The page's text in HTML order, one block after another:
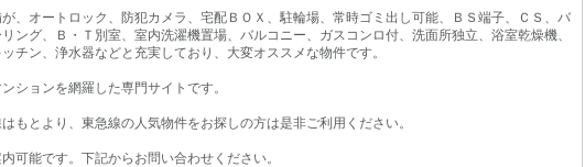
、オートロック、防犯カメラ、宅配ＢＯＸ、駐輪場、常時ゴミ出し可能、ＢＳ端子、ＣＳ、バ
ング、Ｂ・Ｔ別室、室内洗濯機置場、バルコニー、ガスコンロ付、洗面所独立、浴室乾燥機、
チン、浄水器などと充実しており、大変オススメな物件です。
ションを網羅した専門サイトです。
もとより、東急線の人気物件をお探しの方は是非ご利用ください。
可能です。下記からお問い合わせください。